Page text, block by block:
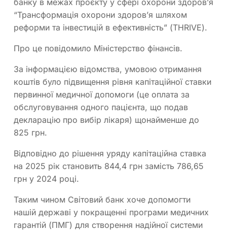
банку в межах проєкту у сфері охорони здоров’я
“Трансформація охорони здоров’я шляхом
реформи та інвестицій в ефективність” (THRIVE).
Про це повідомило Міністерство фінансів.
За інформацією відомства, умовою отримання
коштів було підвищення рівня капітаційної ставки
первинної медичної допомоги (це оплата за
обслуговування одного пацієнта, що подав
декларацію про вибір лікаря) щонайменше до
825 грн.
Відповідно до рішення уряду капітаційна ставка
на 2025 рік становить 844,4 грн замість 786,65
грн у 2024 році.
Таким чином Світовий банк хоче допомогти
нашій державі у покращенні програми медичних
гарантій (ПМГ) для створення надійної системи